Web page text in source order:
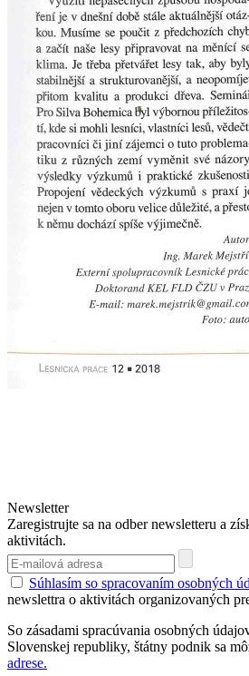
Newsletter
Zaregistrujte sa na odber newsletteru a
aktivitách.
Súhlasím so spracovaním osobných
newslettra o aktivitách organizovaných
So zásadami spracúvania osobných
Slovenskej republiky, štátny podnik sa
adrese.